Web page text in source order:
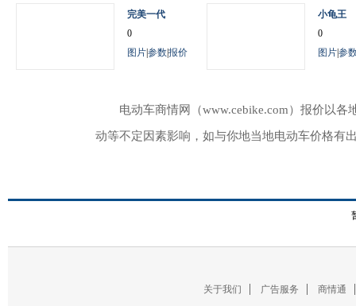
完美一代
0
图片参数报价
小龟王
0
图片参
电动车商情网（www.cebike.com）报价以
动等不定因素影响，如与你地当地电动车价格有
关于我们 广告服务 商情通